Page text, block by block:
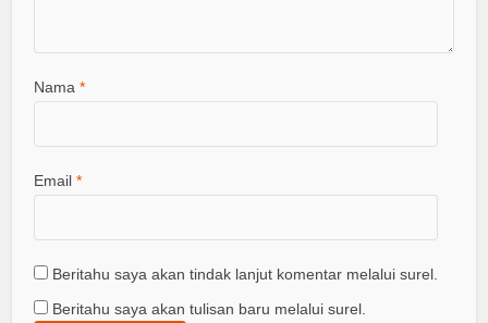
Nama*
Email*
Beritahu saya akan tindak lanjut komentar melalui surel.
Beritahu saya akan tulisan baru melalui surel.